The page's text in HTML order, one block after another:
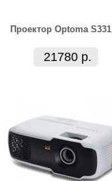
Проектор Optoma S331
21780 р.